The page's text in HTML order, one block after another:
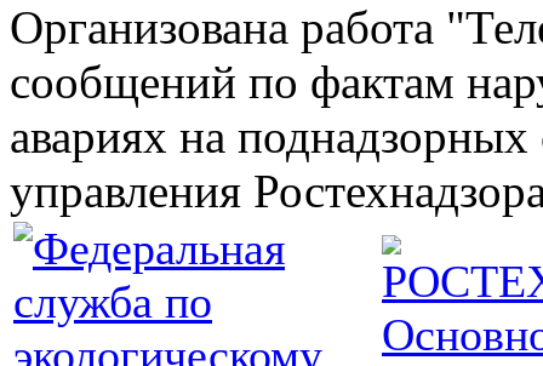
Организована работа
сообщений по фактам
авариях на поднадзорных
управления